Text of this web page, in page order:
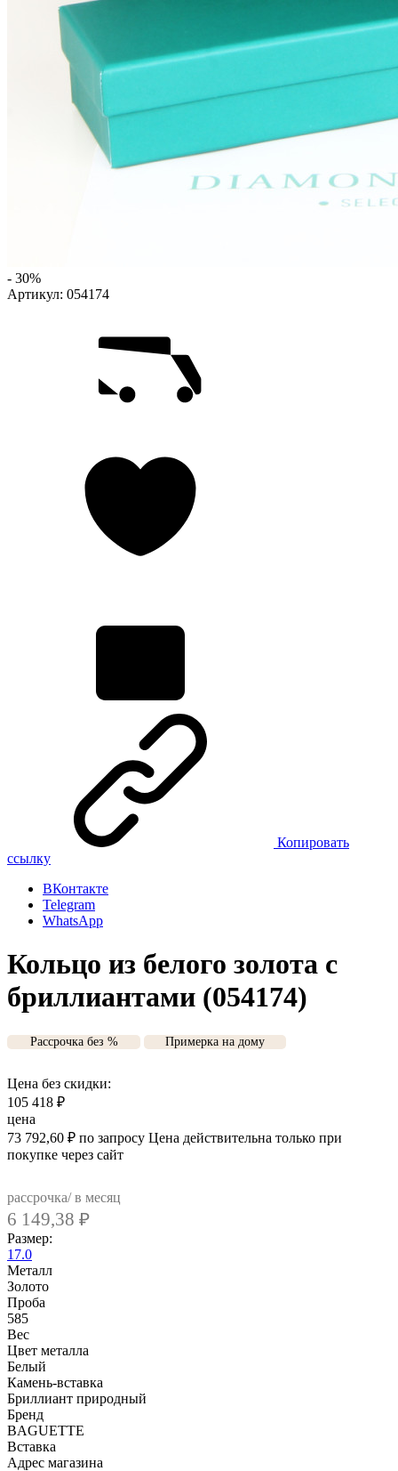
- 30%
Артикул: 054174
Копировать
ссылку
ВКонтакте
Telegram
WhatsApp
Кольцо из белого золота с
бриллиантами (054174)
Рассрочка без % Примерка на дому
Цена без скидки:
105 418 ₽
цена
73 792,60 ₽ по запросу Цена действительна только при
покупке через сайт
рассрочка/ в месяц
6 149,38 ₽
Размер:
17.0
Металл
Золото
Проба
585
Вес
Цвет металла
Белый
Камень-вставка
Бриллиант природный
Бренд
BAGUETTE
Вcтавка
Адрес магазина